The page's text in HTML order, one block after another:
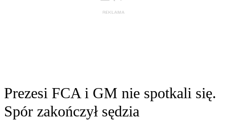
Prezesi FCA i GM nie spotkali się.
Spór zakończył sędzia